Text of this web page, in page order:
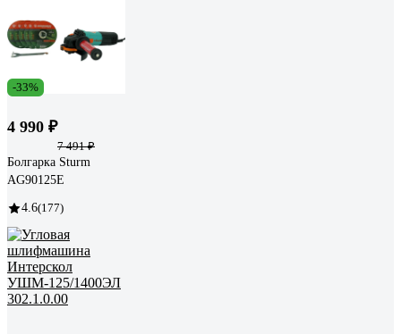
-33%
4 990 ₽
7 491 ₽
Болгарка Sturm
AG90125E
4.6(177)